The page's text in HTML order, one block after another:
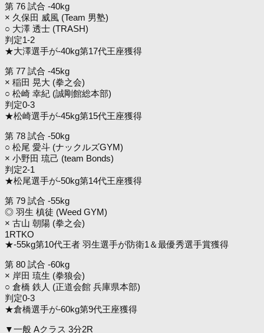
第 76 試合 -40kg
× 久保田 威風 (Team 男塾)
○ 大澤 透士 (TRASH)
判定1-2
★大澤選手が-40kg第17代王座獲得
第 77 試合 -45kg
× 稲田 晃大 (拳之会)
○ 松崎 幸紀 (誠剛館総本部)
判定0-3
★松崎選手が-45kg第15代王座獲得
第 78 試合 -50kg
○ 松尾 愛斗 (ナックルズGYM)
× 小野田 琉己 (team Bonds)
判定2-1
★松尾選手が-50kg第14代王座獲得
第 79 試合 -55kg
◎ 羽生 槙徒 (Weed GYM)
× 古山 朝陽 (拳之会)
1RTKO
★-55kg第10代王者 羽生選手が防衛1＆最優秀選手賞獲得
第 80 試合 -60kg
× 岸田 琉生 (拳狼会)
○ 倉橋 鉄人 (正道会館 兵庫県本部)
判定0-3
★倉橋選手が-60kg第9代王座獲得
▼一般 Aクラス 3分2R